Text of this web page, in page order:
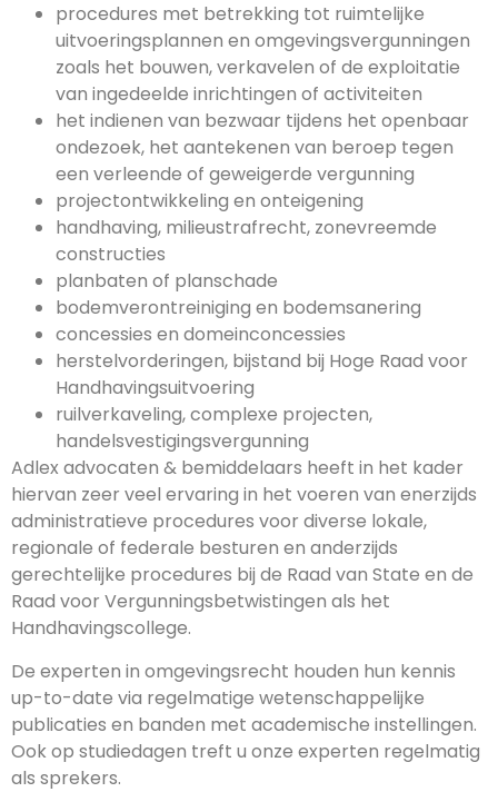
procedures met betrekking tot ruimtelijke
uitvoeringsplannen en omgevingsvergunningen
zoals het bouwen, verkavelen of de exploitatie
van ingedeelde inrichtingen of activiteiten
het indienen van bezwaar tijdens het openbaar
ondezoek, het aantekenen van beroep tegen
een verleende of geweigerde vergunning
projectontwikkeling en onteigening
handhaving, milieustrafrecht, zonevreemde
constructies
planbaten of planschade
bodemverontreiniging en bodemsanering
concessies en domeinconcessies
herstelvorderingen, bijstand bij Hoge Raad voor
Handhavingsuitvoering
ruilverkaveling, complexe projecten,
handelsvestigingsvergunning
Adlex advocaten & bemiddelaars heeft in het kader
hiervan zeer veel ervaring in het voeren van enerzijds
administratieve procedures voor diverse lokale,
regionale of federale besturen en anderzijds
gerechtelijke procedures bij de Raad van State en de
Raad voor Vergunningsbetwistingen als het
Handhavingscollege.
De experten in omgevingsrecht houden hun kennis
up-to-date via regelmatige wetenschappelijke
publicaties en banden met academische instellingen.
Ook op studiedagen treft u onze experten regelmatig
als sprekers.